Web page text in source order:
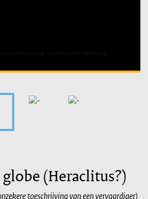
(Heraclitus?)
toeschrijving van een vervaardiger)